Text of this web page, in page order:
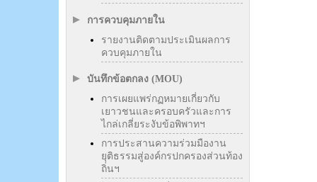
การควบคุมภายใน
รายงานติดตามประเมินผลการ
ควบคุมภายใน
บันทึกข้อตกลง (MOU)
การเผยแพร่กฏหมายเกี่ยวกับ
เยาวชนและครอบครัวและการ
ไกล่เกลี่ยระงับข้อพิพาทฯ
การประสานความร่วมมืองาน
ยุติธรรมสู่องค์กรปกครองส่วนท้อง
ถิ่นฯ